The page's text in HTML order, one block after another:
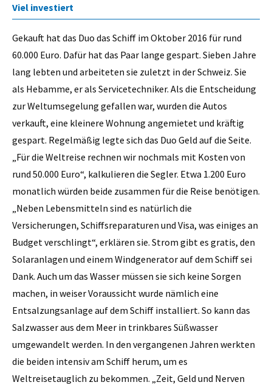
Viel investiert
Gekauft hat das Duo das Schiff im Oktober 2016 für rund
60.000 Euro. Dafür hat das Paar lange gespart. Sieben Jahre
lang lebten und arbeiteten sie zuletzt in der Schweiz. Sie
als Hebamme, er als Servicetechniker. Als die Entscheidung
zur Weltumsegelung gefallen war, wurden die Autos
verkauft, eine kleinere Wohnung angemietet und kräftig
gespart. Regelmäßig legte sich das Duo Geld auf die Seite.
„Für die Weltreise rechnen wir nochmals mit Kosten von
rund 50.000 Euro“, kalkulieren die Segler. Etwa 1.200 Euro
monatlich würden beide zusammen für die Reise benötigen.
„Neben Lebensmitteln sind es natürlich die
Versicherungen, Schiffsreparaturen und Visa, was einiges an
Budget verschlingt“, erklären sie. Strom gibt es gratis, den
Solaranlagen und einem Windgenerator auf dem Schiff sei
Dank. Auch um das Wasser müssen sie sich keine Sorgen
machen, in weiser Voraussicht wurde nämlich eine
Entsalzungsanlage auf dem Schiff installiert. So kann das
Salzwasser aus dem Meer in trinkbares Süßwasser
umgewandelt werden. In den vergangenen Jahren werkten
die beiden intensiv am Schiff herum, um es
Weltreisetauglich zu bekommen. „Zeit, Geld und Nerven